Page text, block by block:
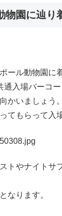
物園に辿り
ール動物園に
通入場バーコ
かいましょう。
てもらって入
トやナイトサ
なります。